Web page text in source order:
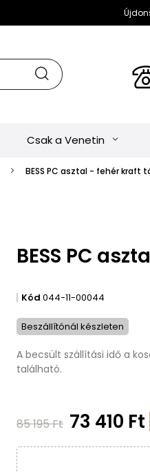
Csak a Venetin
BESS PC asztal - fehér kraft
BESS PC
Kód 044-11-00044
Beszállítónál készleten
A becsült szállítási idő a
található.
85 195 Ft 73 410 Ft